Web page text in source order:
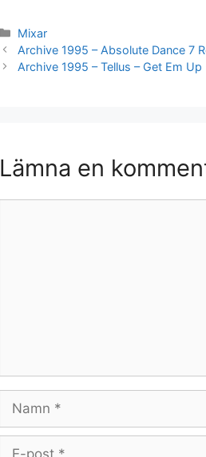
Kategorier
Mixar
Archive 1995 – Absolute Dance 7
Archive 1995 – Tellus – Get Em Up
Lämna en